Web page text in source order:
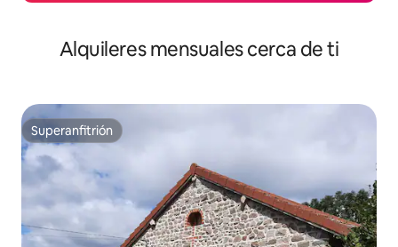
Alquileres mensuales cerca de ti
Superanfitrión
Superanfitrión